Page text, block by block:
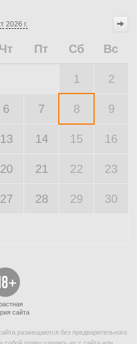
2026 г.
Чт Пт Сб Вс
1 2
6 7 8 9
13 14 15 16
20 21 22 23
27 28 29 30
сайта
размещаются без предварительного